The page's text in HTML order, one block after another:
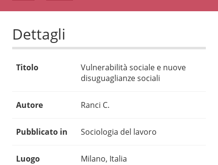
Dettagli
Titolo
Vulnerabilità sociale e nuove
disuguaglianze sociali
Autore Ranci C.
Pubblicato in Sociologia del lavoro
Luogo Milano, Italia